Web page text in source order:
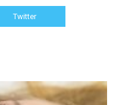
Twitter